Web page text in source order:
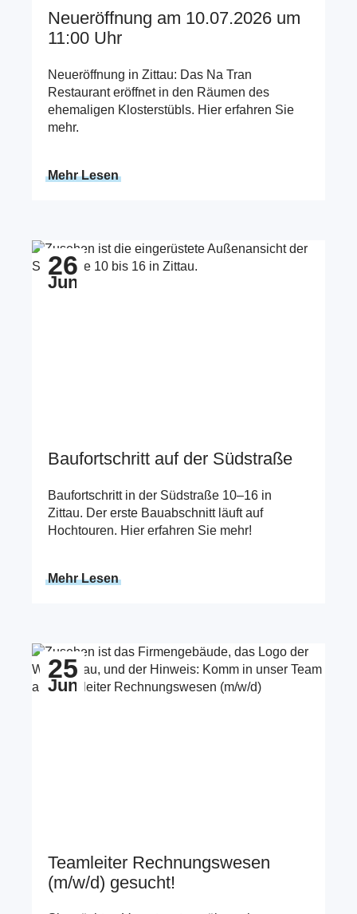
Neueröffnung am 10.07.2026 um
11:00 Uhr
Neueröffnung in Zittau: Das Na Tran
Restaurant eröffnet in den Räumen des
ehemaligen Klosterstübls. Hier erfahren Sie
mehr.
Mehr Lesen
26
Jun
Zum Beitrag Baufortschritt auf der Südstraße
Baufortschritt auf der Südstraße
Baufortschritt in der Südstraße 10–16 in
Zittau. Der erste Bauabschnitt läuft auf
Hochtouren. Hier erfahren Sie mehr!
Mehr Lesen
25
Jun
Zum Beitrag Teamleiter Rechnungswesen (m/w/d)
gesucht!
Teamleiter Rechnungswesen
(m/w/d) gesucht!